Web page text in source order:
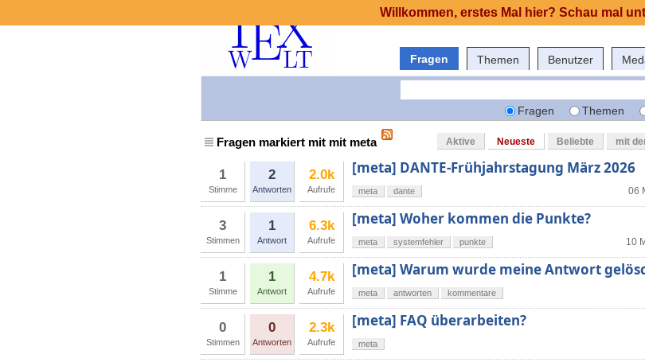
Fragen Themen Benutzer
Fragen Themen
Fragen markiert mit mit meta Aktive Neueste Beliebte mit
1
Stimme
2
Antworten
2.0k
Aufrufe
[meta] DANTE-Frühjahrstagung März 2026
06
meta dante
3
Stimmen
1
Antwort
6.3k
Aufrufe
[meta] Woher kommen die Punkte?
10
meta systemfehler punkte
1
Stimme
1
Antwort
4.7k
Aufrufe
[meta] Warum wurde meine Antwort
meta antworten kommentare
0
Stimmen
0
Antworten
2.3k
Aufrufe
[meta] FAQ überarbeiten?
meta
Willkommen, erstes Mal hier? Schau mal